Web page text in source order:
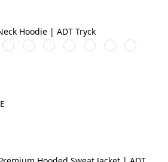
Charcoal
Jet
Black
Peppermint
Dusty
Pink
Baby
Pink
Black
Smoke
Digital
Lavender